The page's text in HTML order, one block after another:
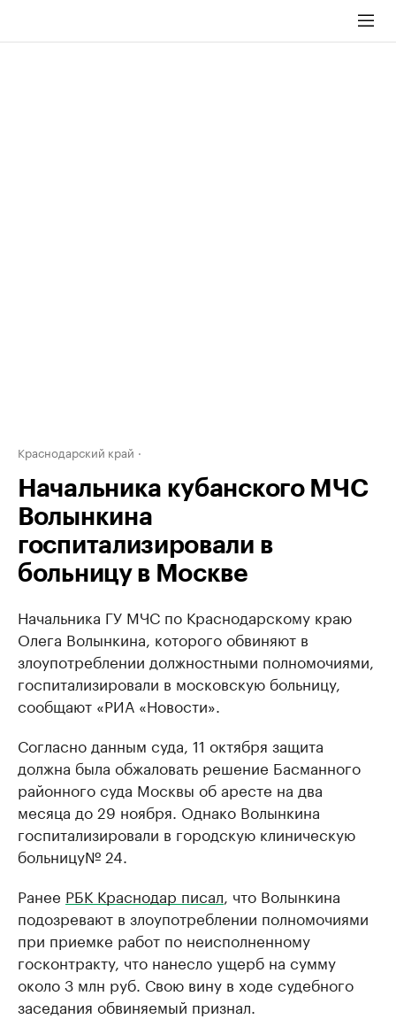
Краснодарский край
Начальника кубанского МЧС
Волынкина
госпитализировали в
больницу в Москве
Начальника ГУ МЧС по Краснодарскому краю
Олега Волынкина, которого обвиняют в
злоупотреблении должностными полномочиями,
госпитализировали в московскую больницу,
сообщают «РИА «Новости».
Согласно данным суда, 11 октября защита
должна была обжаловать решение Басманного
районного суда Москвы об аресте на два
месяца до 29 ноября. Однако Волынкина
госпитализировали в городскую клиническую
больницу№ 24.
Ранее РБК Краснодар писал , что Волынкина
подозревают в злоупотреблении полномочиями
при приемке работ по неисполненному
госконтракту, что нанесло ущерб на сумму
около 3 млн руб. Свою вину в ходе судебного
заседания обвиняемый признал.